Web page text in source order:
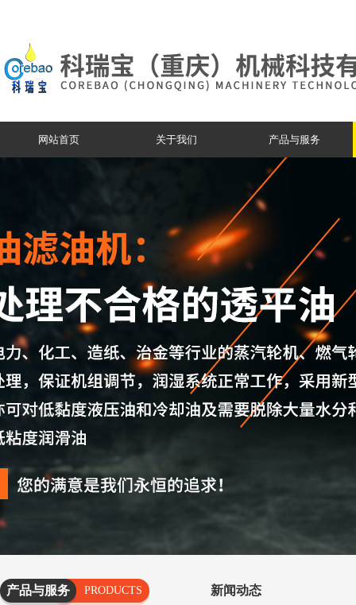
网站首页 关于我们 产品与服务
产品与服务
PRODUCTS
新闻动态